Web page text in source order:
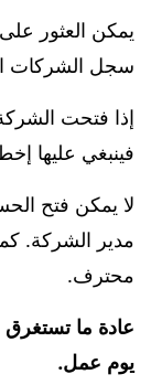
يمكن العثور
سجل الشركات
إذا فتحت
فينبغي عليها
لا يمكن فتح
مدير الشركة.
محترف.
يوم عمل.